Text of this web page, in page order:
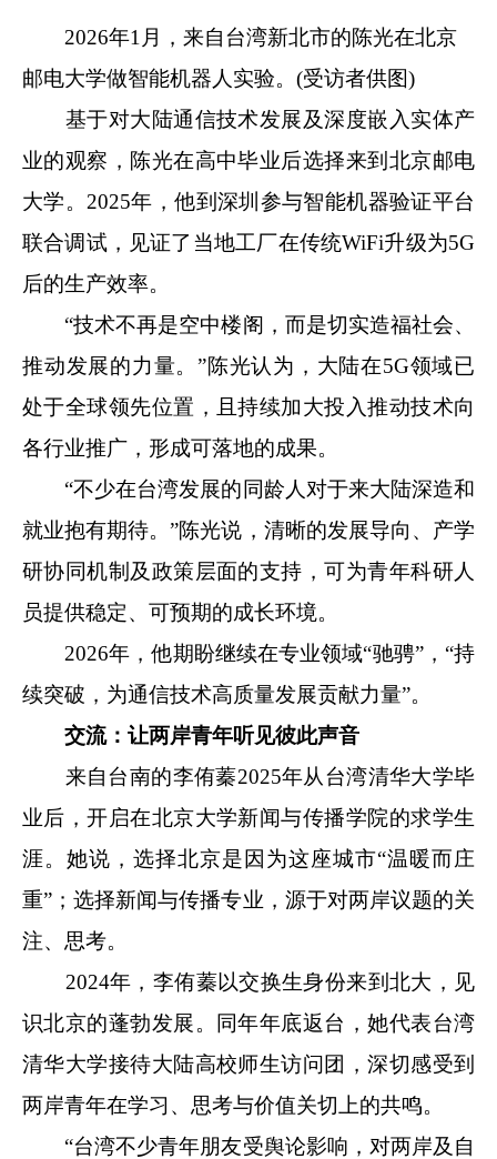
2026年1月，来自台湾新北市的陈光在北京
邮电大学做智能机器人实验。(受访者供图)
基于对大陆通信技术发展及深度嵌入实体产
业的观察，陈光在高中毕业后选择来到北京邮电
大学。2025年，他到深圳参与智能机器验证平台
联合调试，见证了当地工厂在传统WiFi升级为5G
后的生产效率。
“技术不再是空中楼阁，而是切实造福社会、
推动发展的力量。”陈光认为，大陆在5G领域已
处于全球领先位置，且持续加大投入推动技术向
各行业推广，形成可落地的成果。
“不少在台湾发展的同龄人对于来大陆深造和
就业抱有期待。”陈光说，清晰的发展导向、产学
研协同机制及政策层面的支持，可为青年科研人
员提供稳定、可预期的成长环境。
2026年，他期盼继续在专业领域“驰骋”，“持
续突破，为通信技术高质量发展贡献力量”。
交流：让两岸青年听见彼此声音
来自台南的李侑蓁2025年从台湾清华大学毕
业后，开启在北京大学新闻与传播学院的求学生
涯。她说，选择北京是因为这座城市“温暖而庄
重”；选择新闻与传播专业，源于对两岸议题的关
注、思考。
2024年，李侑蓁以交换生身份来到北大，见
识北京的蓬勃发展。同年年底返台，她代表台湾
清华大学接待大陆高校师生访问团，深切感受到
两岸青年在学习、思考与价值关切上的共鸣。
“台湾不少青年朋友受舆论影响，对两岸及自